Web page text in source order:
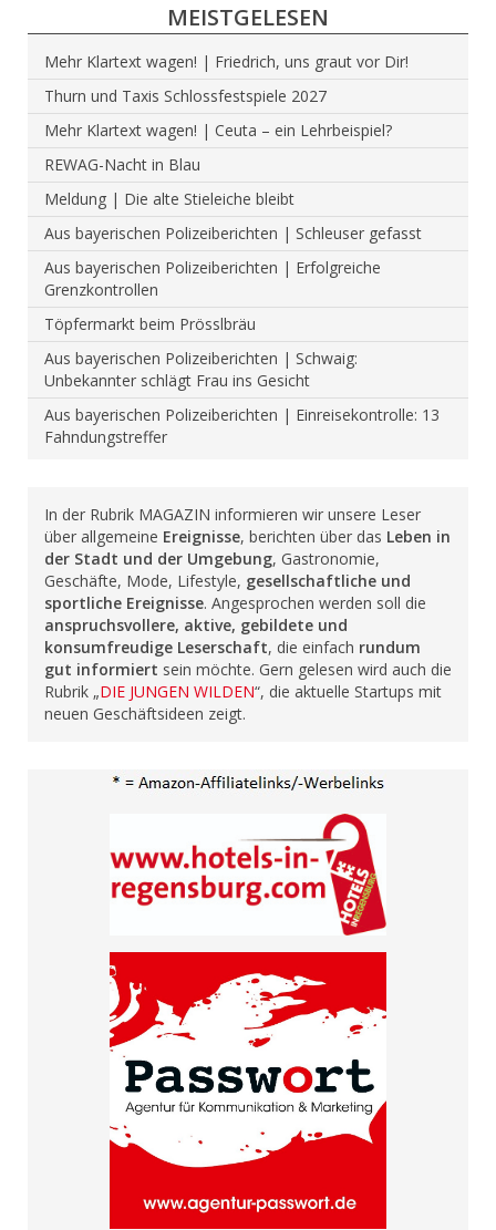
MEISTGELESEN
Mehr Klartext wagen! | Friedrich, uns graut vor Dir!
Thurn und Taxis Schlossfestspiele 2027
Mehr Klartext wagen! | Ceuta – ein Lehrbeispiel?
REWAG-Nacht in Blau
Meldung | Die alte Stieleiche bleibt
Aus bayerischen Polizeiberichten | Schleuser gefasst
Aus bayerischen Polizeiberichten | Erfolgreiche
Grenzkontrollen
Töpfermarkt beim Prösslbräu
Aus bayerischen Polizeiberichten | Schwaig:
Unbekannter schlägt Frau ins Gesicht
Aus bayerischen Polizeiberichten | Einreisekontrolle: 13
Fahndungstreffer
In der Rubrik MAGAZIN informieren wir unsere Leser
über allgemeine Ereignisse, berichten über das Leben in
der Stadt und der Umgebung, Gastronomie,
Geschäfte, Mode, Lifestyle, gesellschaftliche und
sportliche Ereignisse. Angesprochen werden soll die
anspruchsvollere, aktive, gebildete und
konsumfreudige Leserschaft, die einfach rundum
gut informiert sein möchte. Gern gelesen wird auch die
Rubrik „DIE JUNGEN WILDEN“, die aktuelle Startups mit
neuen Geschäftsideen zeigt.